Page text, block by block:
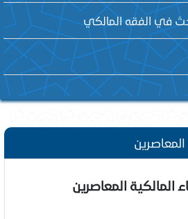
في الفقه المالكي
المعاصرين
المالكية المعاصرين